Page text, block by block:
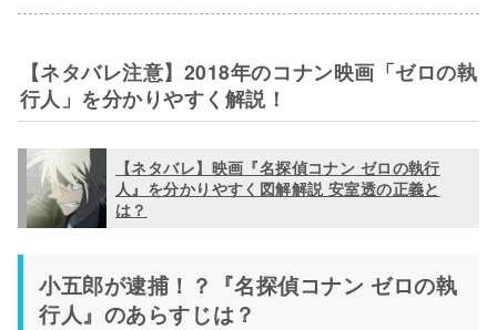
【ネタバレ注意】2018年のコナン映画「ゼロの執
行人」を分かりやすく解説！
【ネタバレ】映画『名探偵コナン ゼロの執行
人』を分かりやすく図解解説 安室透の正義と
は？
小五郎が逮捕！？『名探偵コナン ゼロの執
行人』のあらすじは？